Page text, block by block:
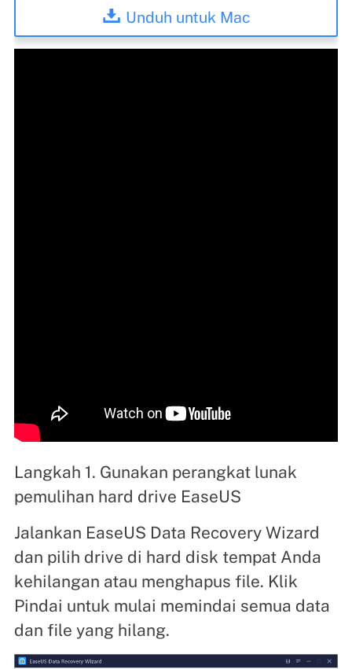
Unduh untuk Mac
Langkah 1. Gunakan perangkat lunak
pemulihan hard drive EaseUS
Jalankan EaseUS Data Recovery Wizard
dan pilih drive di hard disk tempat Anda
kehilangan atau menghapus file. Klik
Pindai untuk mulai memindai semua data
dan file yang hilang.